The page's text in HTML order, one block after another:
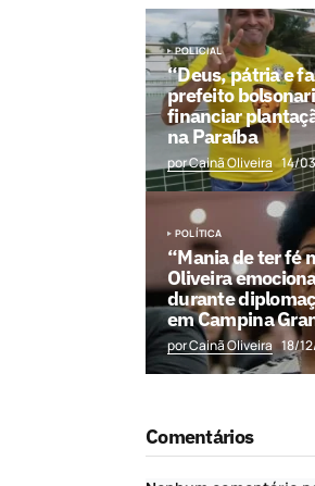
POLICIAL
“Deus, pátria e
prefeito
financiar
na Paraíba
por Cainã Oliveira 14/
POLÍTICA
“Mania de ter fé
Oliveira
durante
em Campina
por Cainã Oliveira 18/
Comentários